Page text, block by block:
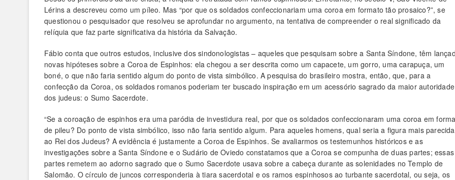
Lérins a descreveu como um píleo. Mas “por que os soldados confeccionariam uma coroa em formato tão prosaico?”, se
questionou o pesquisador que resolveu se aprofundar no argumento, na tentativa de compreender o real significado da
relíquia que faz parte significativa da história da Salvação.
Fábio conta que outros estudos, inclusive dos sindonologistas – aqueles que pesquisam sobre a Santa Síndone, têm
novas hipóteses sobre a Coroa de Espinhos: ela chegou a ser descrita como um capacete, um gorro, uma carapuça, um
boné, o que não faria sentido algum do ponto de vista simbólico. A pesquisa do brasileiro mostra, então, que, para a
confecção da Coroa, os soldados romanos poderiam ter buscado inspiração em um acessório sagrado da maior autoridade
dos judeus: o Sumo Sacerdote.
“Se a coroação de espinhos era uma paródia de investidura real, por que os soldados confeccionaram uma coroa em
de pileu? Do ponto de vista simbólico, isso não faria sentido algum. Para aqueles homens, qual seria a figura mais parecida
ao Rei dos Judeus? A evidência é justamente a Coroa de Espinhos. Se avaliarmos os testemunhos históricos e as
investigações sobre a Santa Síndone e o Sudário de Oviedo constatamos que a Coroa se compunha de duas partes; essas
partes remetem ao adorno sagrado que o Sumo Sacerdote usava sobre a cabeça durante as solenidades no Templo de
Salomão. O círculo de juncos corresponderia à tiara sacerdotal e os ramos espinhosos ao turbante sacerdotal, ou seja, os